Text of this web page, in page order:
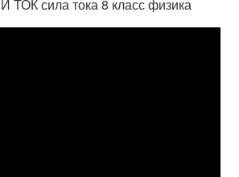
сила тока 8 класс физика